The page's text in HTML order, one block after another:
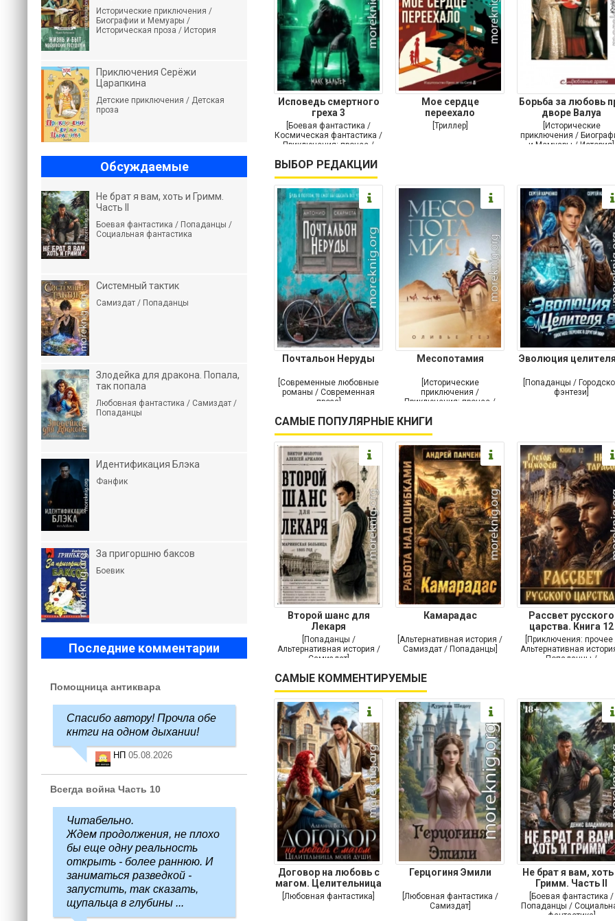
Исповедь смертного
греха 3
[Боевая фантастика /
Космическая фантастика /
Приключения: прочее /
Мое сердце
переехало
[Триллер]
Борьба за любовь
дворе Валуа
[Исторические
приключения /
и Мемуары / История]
ВЫБОР РЕДАКЦИИ
Почтальон Неруды
[Современные любовные
романы / Современная
проза]
Месопотамия
[Исторические
приключения /
Приключения: прочее /
Историческая проза]
Эволюция
[Попаданцы /
фэнтези]
САМЫЕ ПОПУЛЯРНЫЕ КНИГИ
Второй шанс для
Лекаря
[Попаданцы /
Альтернативная история /
Самиздат]
Камарадас
[Альтернативная история /
Самиздат / Попаданцы]
Рассвет русского
царства. Книга 12
[Приключения: прочее
Альтернативная
Попаданцы /
САМЫЕ КОММЕНТИРУЕМЫЕ
Договор на любовь с
магом. Целительница
моей души
[Любовная фантастика]
Герцогиня Эмили
[Любовная фантастика /
Самиздат]
Не брат я вам, хоть
Гримм. Часть II
[Боевая фантастика /
Попаданцы /
фантастика]
Исторические приключения /
Биографии и Мемуары /
Историческая проза / История
Приключения Серёжи
Царапкина
Детские приключения / Детская
проза
Обсуждаемые
Не брат я вам, хоть и Гримм.
Часть II
Боевая фантастика / Попаданцы /
Социальная фантастика
Системный тактик
Самиздат / Попаданцы
Злодейка для дракона. Попала,
так попала
Любовная фантастика / Самиздат /
Попаданцы
Идентификация Блэка
Фанфик
За пригоршню баксов
Боевик
Последние комментарии
Помощница антиквара
Спасибо автору! Прочла обе
кнтги на одном дыхании!
НП 05.08.2026
Всегда война Часть 10
Читабельно.
Ждем продолжения, не плохо
бы еще одну реальность
открыть - более раннюю. И
заниматься разведкой -
запустить, так сказать,
щупальца в глубины ...